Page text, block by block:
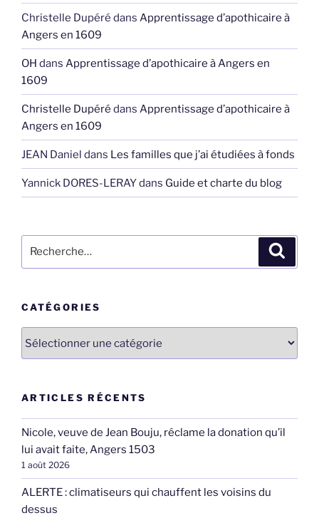
Christelle Dupéré dans Apprentissage d’apothicaire à
Angers en 1609
OH dans Apprentissage d’apothicaire à Angers en
1609
Christelle Dupéré dans Apprentissage d’apothicaire à
Angers en 1609
JEAN Daniel dans Les familles que j’ai étudiées à fonds
Yannick DORES-LERAYdans Guide et charte du blog
pour
CATÉGORIES
ARTICLES RÉCENTS
Nicole, veuve de Jean Bouju, réclame la donation qu’il
lui avait faite, Angers 1503
1 août 2026
ALERTE : climatiseurs qui chauffent les voisins du
dessus